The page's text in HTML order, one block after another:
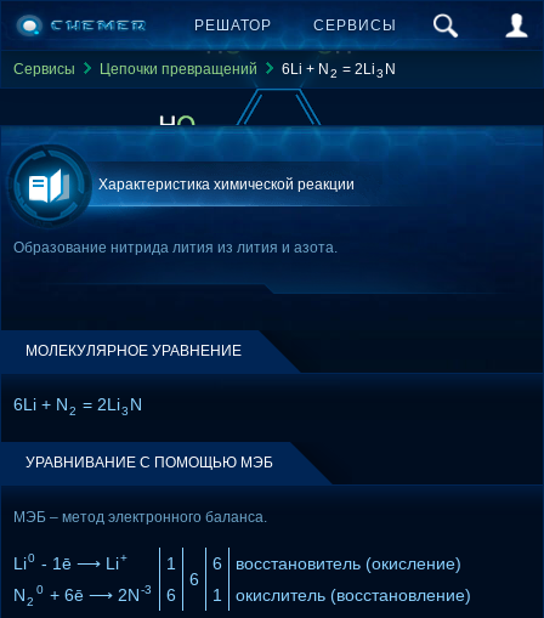
РЕШАТОР СЕРВИСЫ
Сервисы Цепочки превращений 6Li + N 2 = 2Li3 N
Характеристика химической реакции
Образование нитрида лития из лития и азота.
МОЛЕКУЛЯРНОЕ УРАВНЕНИЕ
6Li + N2 = 2Li3 N
УРАВНИВАНИЕ С ПОМОЩЬЮ МЭБ
МЭБ – метод электронного баланса.
Li0 - 1ē ⟶ Li+
1
6
6
восстановитель (окисление)
N2
0 + 6ē ⟶ 2N-3 6 1 окислитель (восстановление)